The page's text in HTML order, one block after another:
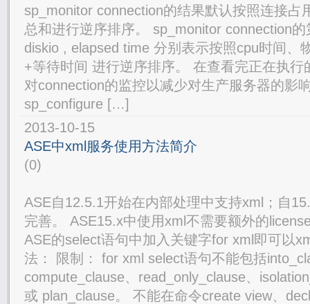
sp_monitor connection的结果默认按照连接占
总和进行逆序排序。 sp_monitor connection
diskio , elapsed time 分别表示按照cpu时间、
+等待时间 进行逆序排序。 在查看完正在执行
对connection的监控以减少对生产服务器的影
sp_configure […]
2013-10-15
ASE中xml服务使用方法简介
(0)
ASE自12.5.1开始在内部处理中支持xml；自
完善。 ASE15.x中使用xml不需要额外的
ASE的select语句中加入关键字for xml即可以
法： 限制： for xml select语句不能包括
compute_clause、read_only_clause、
或 plan_clause。 不能在命令create view、